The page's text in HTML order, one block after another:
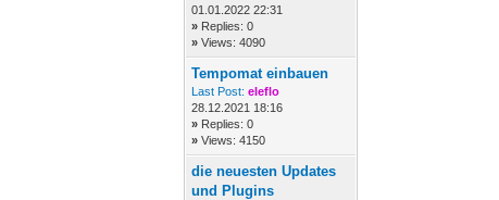
01.01.2022 22:31
» Replies: 0
»Views: 4090
Tempomat einbauen
Last Post: eleflo
28.12.2021 18:16
» Replies: 0
»Views: 4150
die neuesten Updates
und Plugins